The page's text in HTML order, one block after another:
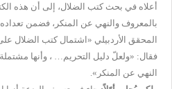
أعلاه في بحث كتب الضلال، إلى أن هذه
بالمعروف والنهي عن المنكر، فضمن
المحقق الأردبيلي «اشتمال كتب الضلال
فقال: «ولعلّ دليل التحريم… ، وأنها
النهي عن المنكر».